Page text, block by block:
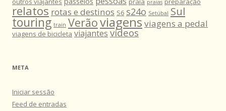
praias
relatos rotas e destinos S6 s24o Setúbal Sul
touring train Verãoviagens viagens a pedal
viagens de bicicleta viajantes vídeos
META
Iniciar sessão
Feed de entradas